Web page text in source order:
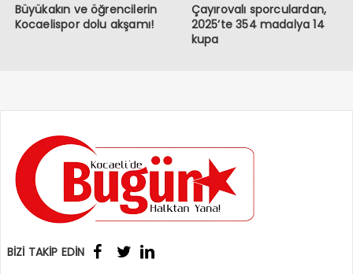
Büyükakın ve öğrencilerin
Kocaelispor dolu akşamı!
Çayırovalı sporculardan,
2025’te 354 madalya 14
kupa
BİZİ TAKİP EDİN